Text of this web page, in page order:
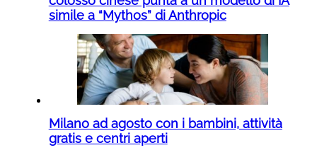
simile a “Mythos” di Anthropic
Milano ad agosto con i bambini, attività
gratis e centri aperti